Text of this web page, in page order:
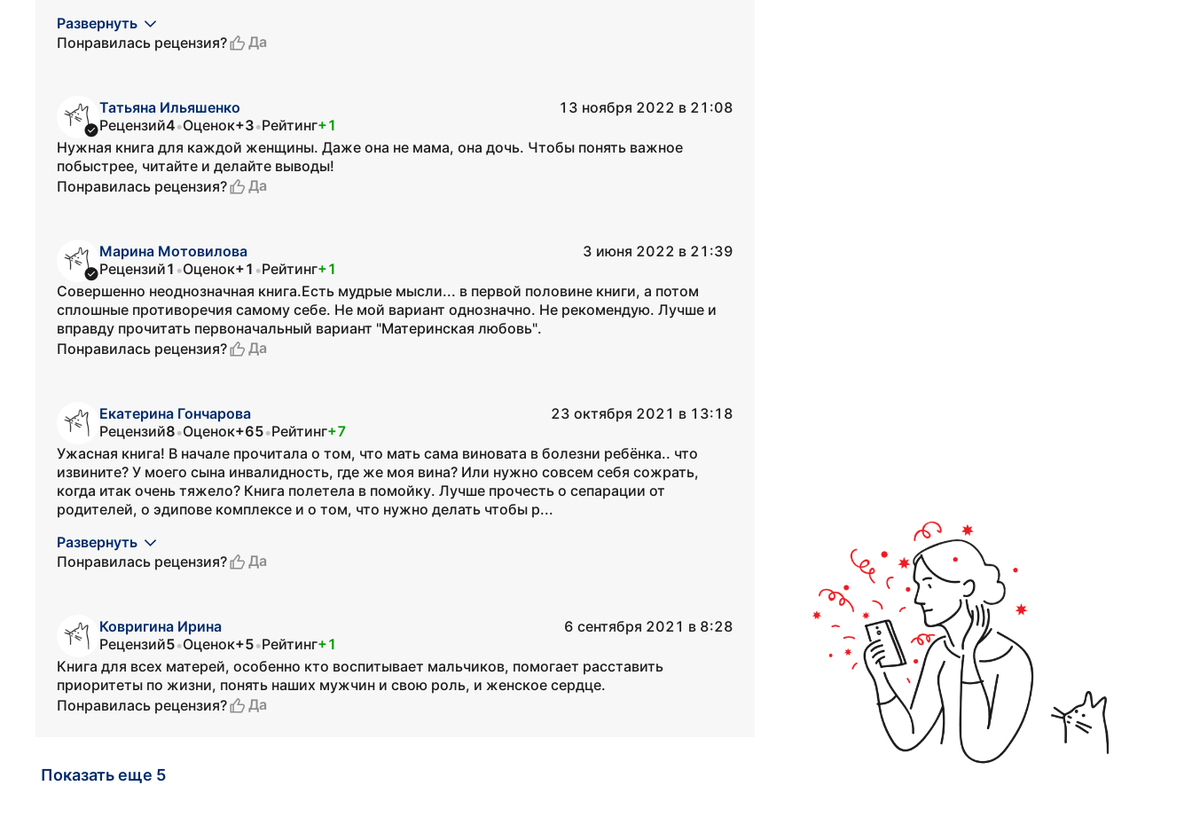
Развернуть
Понравилась рецензия?
Да
Татьяна Ильяшенко
13 ноября 2022 в 21:08
Рецензий4•Оценок+3•Рейтинг+1
Нужная книга для каждой женщины. Даже она не мама, она дочь. Чтобы понять важное
побыстрее, читайте и делайте выводы!
Понравилась рецензия?
Да
Марина Мотовилова
3 июня 2022 в 21:39
Рецензий1 •Оценок+1 •Рейтинг+1
Совершенно неоднозначная книга.Есть мудрые мысли... в первой половине книги, а потом
сплошные противоречия самому себе. Не мой вариант однозначно. Не рекомендую. Лучше и
вправду прочитать первоначальный вариант "Материнская любовь".
Понравилась рецензия?
Да
Екатерина Гончарова
23 октября 2021 в 13:18
Рецензий8•Оценок+65•Рейтинг+7
Ужасная книга! В начале прочитала о том, что мать сама виновата в болезни ребёнка.. что
извините? У моего сына инвалидность, где же моя вина? Или нужно совсем себя сожрать,
когда итак очень тяжело? Книга полетела в помойку. Лучше прочесть о сепарации от
родителей, о эдипове комплексе и о том, что нужно делать чтобы р...
Развернуть
Понравилась рецензия?
Да
Ковригина Ирина
6 сентября 2021 в 8:28
Рецензий5•Оценок+5•Рейтинг+1
Книга для всех матерей, особенно кто воспитывает мальчиков, помогает расставить
приоритеты по жизни, понять наших мужчин и свою роль, и женское сердце.
Понравилась рецензия?
Да
Показать еще 5